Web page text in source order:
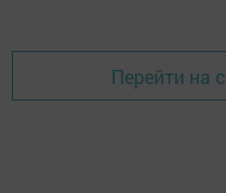
Перейти на